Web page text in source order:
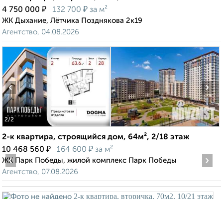
4 750 000 ₽ 132 700 ₽ за м²
ЖК Дыхание, Лётчика Позднякова 2к19
Агентство, 04.08.2026
2/2
‹ ›
2-к квартира, строящийся дом, 64м², 2/18 этаж
10 468 560 ₽ 164 600 ₽ за м²
ЖК Парк Победы, жилой комплекс Парк Победы
Агентство, 07.08.2026
‹ ›